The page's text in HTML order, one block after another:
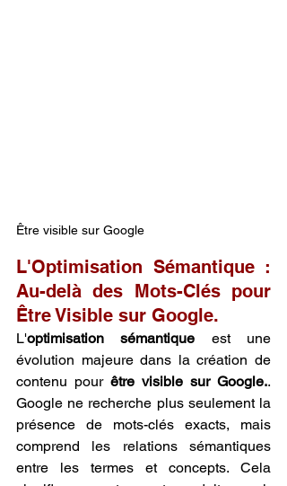
Être visible sur Google
L'Optimisation Sémantique :
Au-delà des Mots-Clés pour
Être Visible sur Google.
L'optimisation sémantique est une
évolution majeure dans la création de
contenu pour être visible sur Google..
Google ne recherche plus seulement la
présence de mots-clés exacts, mais
comprend les relations sémantiques
entre les termes et concepts. Cela